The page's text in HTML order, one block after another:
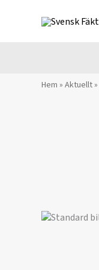
Hem » Aktuellt»